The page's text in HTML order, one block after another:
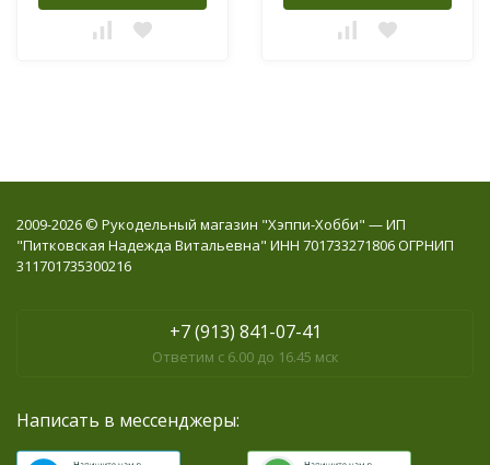
2009-2026 © Рукодельный магазин "Хэппи-Хобби" — ИП
"Питковская Надежда Витальевна" ИНН 701733271806 ОГРНИП
311701735300216
+7 (913) 841-07-41
Ответим с 6.00 до 16.45 мск
Написать в мессенджеры: